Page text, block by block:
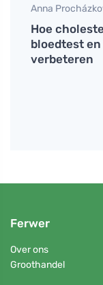
Anna
Hoe
bloedtest
verbeteren
Ferwer
Over ons
Groothandel